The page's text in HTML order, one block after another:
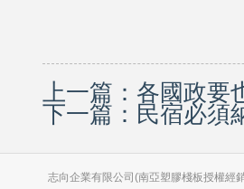
上一篇： 各國政要
下一篇： 民宿必須
志向企業有限公司(南亞塑膠棧板授權經